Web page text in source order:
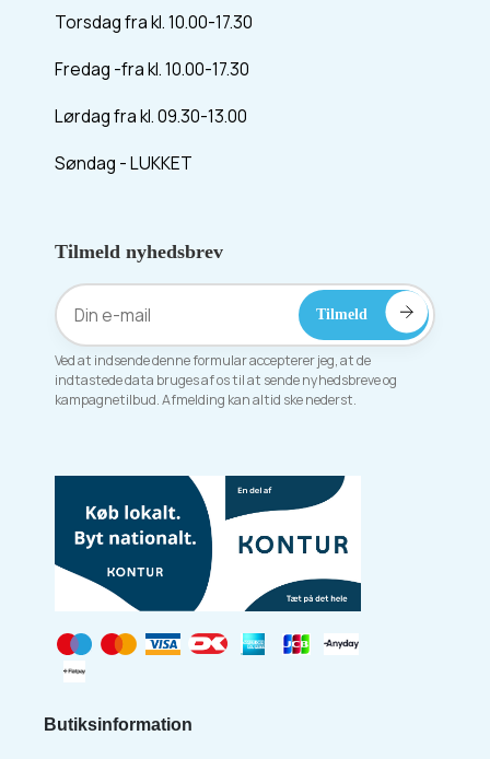
Torsdag fra kl. 10.00-17.30
Fredag -fra kl. 10.00-17.30
Lørdag fra kl. 09.30-13.00
Søndag - LUKKET
Tilmeld nyhedsbrev
Ved at indsende denne formular accepterer jeg, at de
indtastede data bruges af os til at sende nyhedsbreve og
kampagnetilbud. Afmelding kan altid ske nederst.
Butiksinformation